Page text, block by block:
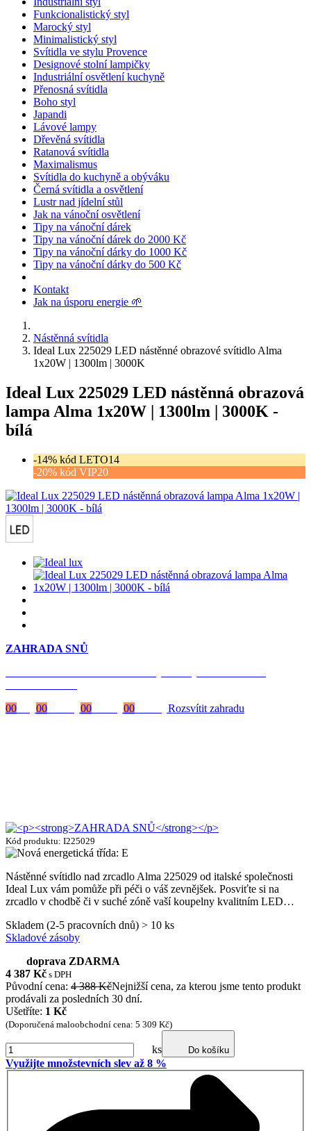
Funkcionalistický styl
Marocký styl
Minimalistický styl
Svítidla ve stylu Provence
Designové stolní lampičky
Industriální osvětlení kuchyně
Přenosná svítidla
Boho styl
Japandi
Lávové lampy
Dřevěná svítidla
Ratanová svítidla
Maximalismus
Svítidla do kuchyně a obýváku
Černá svítidla a osvětlení
Lustr nad jídelní stůl
Jak na vánoční osvětlení
Tipy na vánoční dárek
Tipy na vánoční dárek do 2000 Kč
Tipy na vánoční dárky do 1000 Kč
Tipy na vánoční dárky do 500 Kč
Kontakt
Jak na úsporu energie 🌱
Nástěnná svítidla
Ideal Lux 225029 LED nástěnné obrazové svítidlo Alma
1x20W | 1300lm | 3000K
Ideal Lux 225029 LED nástěnná obrazová
lampa Alma 1x20W | 1300lm | 3000K -
bílá
-14% kód LETO14
-20% kód VIP20
ZAHRADA SNŮ
00
00 00 00 Rozsvítit zahradu
Kód produktu: I225029
Nástěnné svítidlo nad zrcadlo Alma 225029 od italské společnosti
Ideal Lux vám pomůže při péči o váš zevnějšek. Posviťte si na
zrcadlo v chodbě či v suché zóně vaší koupelny kvalitním LED…
Skladem (2-5 pracovních dnů) > 10 ks
Skladové zásoby
doprava ZDARMA
4 387 Kč s DPH
Původní cena: 4 388 KčNejnižší cena, za kterou jsme tento produkt
prodávali za posledních 30 dní.
Ušetříte: 1 Kč
(Doporučená maloobchodní cena: 5 309 Kč)
ks Do košíku
Využijte množstevních slev až 8 %